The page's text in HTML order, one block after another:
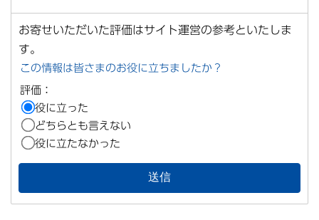
お寄せいただいた評価はサイト運営の参考といたしま
す。
この情報は皆さまのお役に立ちましたか？
評価：
役に立った
どちらとも言えない
役に立たなかった